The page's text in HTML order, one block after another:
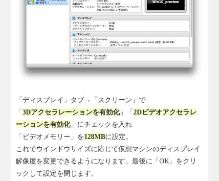
「ディスプレイ」タブ→「スクリーン」で
「3Dアクセラレーションを有効化」「2Dビデオアクセラレ
ーションを有効化」にチェックを入れ
「ビデオメモリー」を128MBに設定。
これでウインドウサイズに応じて仮想マシンのディスプレイ
解像度を変更できるようになります。最後に「OK」をクリ
ックして設定を閉じます。